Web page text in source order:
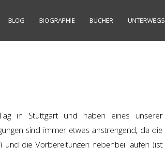
BLOG BIOGRAPHIE BÜCHER UNTERWEGS
in Stuttgart und haben eines unserer
sind immer etwas anstrengend, da die
die Vorbereitungen nebenbei laufen (ist